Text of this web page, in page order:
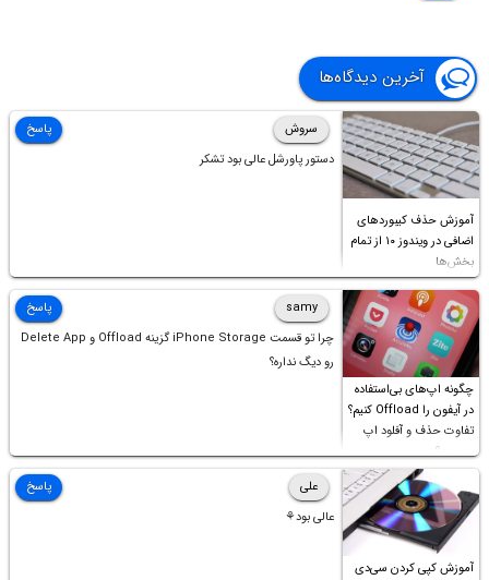
آخرین دیدگاه‌ها
آموزش حذف کیبوردهای
اضافی در ویندوز ۱۰ از تمام
بخش‌ها
سروش
دستور پاورشل عالی بود تشکر
پاسخ
چگونه اپ‌های بی‌استفاده
در آیفون را Offload کنیم؟
تفاوت حذف و آفلود اپ
چیست؟
samy
چرا تو قسمت iPhone Storage گزینه Offload و Delete App
رو دیگ نداره؟
پاسخ
آموزش کپی کردن سی‌دی
علی
عالی بود⚘
پاسخ